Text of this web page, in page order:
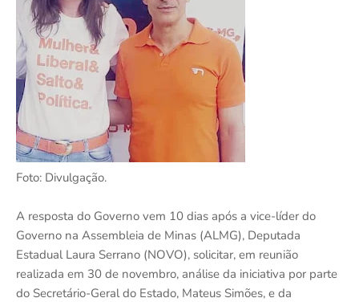
Foto: Divulgação.
A resposta do Governo vem 10 dias após a vice-líder do
Governo na Assembleia de Minas (ALMG), Deputada
Estadual Laura Serrano (NOVO), solicitar, em reunião
realizada em 30 de novembro, análise da iniciativa por parte
do Secretário-Geral do Estado, Mateus Simões, e da